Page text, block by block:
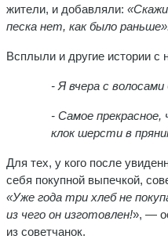
жители, и добавляли:
песка нет, как было
Всплыли и другие истории с
- Я вчера с волосами
- Самое
клок шерсти в
Для тех, у кого после
себя покупной выпечкой,
«Уже года три хлеб не
из чего он изготовлен!», —
из советчанок.